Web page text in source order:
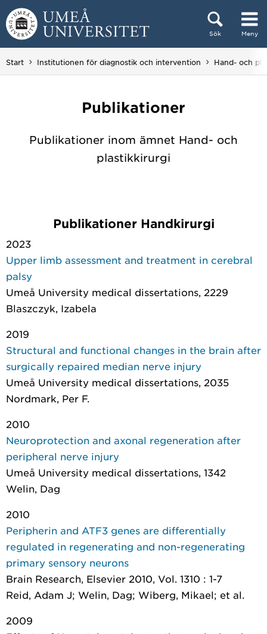
Hoppa direkt till innehållet
Sök Meny
Huvudmenyn dold.
Start Institutionen för diagnostik och intervention Hand- och
Publikationer
Publikationer inom ämnet Hand- och
plastikkirurgi
Publikationer Handkirurgi
2023
Upper limb assessment and treatment in cerebral
palsy
Umeå University medical dissertations, 2229
Blaszczyk, Izabela
2019
Structural and functional changes in the brain after
surgically repaired median nerve injury
Umeå University medical dissertations, 2035
Nordmark, Per F.
2010
Neuroprotection and axonal regeneration after
peripheral nerve injury
Umeå University medical dissertations, 1342
Welin, Dag
2010
Peripherin and ATF3 genes are differentially
regulated in regenerating and non-regenerating
primary sensory neurons
Brain Research, Elsevier 2010, Vol. 1310 : 1-7
Reid, Adam J; Welin, Dag; Wiberg, Mikael; et al.
2009